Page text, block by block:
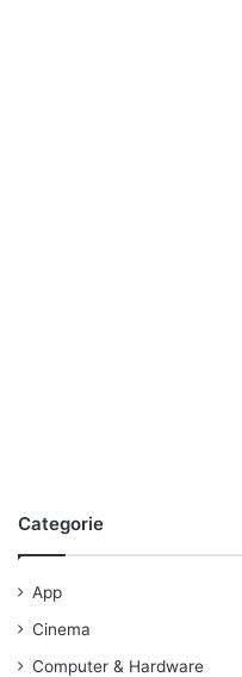
Categorie
App
Cinema
Computer & Hardware